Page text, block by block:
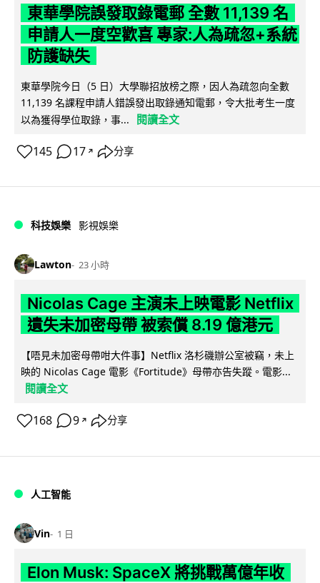
東華學院誤發取錄電郵 全數 11,139 名
申請人一度空歡喜 專家:人為疏忽+系統
防護缺失
東華學院今日（5 日）大學聯招放榜之際，因人為疏忽向全數
11,139 名課程申請人錯誤發出取錄通知電郵，令大批考生一度
以為獲得學位取錄，事...
閱讀全文
145 17 ↗ 分享
科技娛樂 影視娛樂
Lawton 23 小時
Nicolas Cage 主演未上映電影 Netflix
遺失未加密母帶 被索償 8.19 億港元
【唔見未加密母帶咁大件事】Netflix 洛杉磯辦公室被竊，未上
映的 Nicolas Cage 電影《Fortitude》母帶亦告失蹤。電影...
閱讀全文
168 9 ↗ 分享
人工智能
Vin 1 日
Elon Musk: SpaceX 將挑戰萬億年收